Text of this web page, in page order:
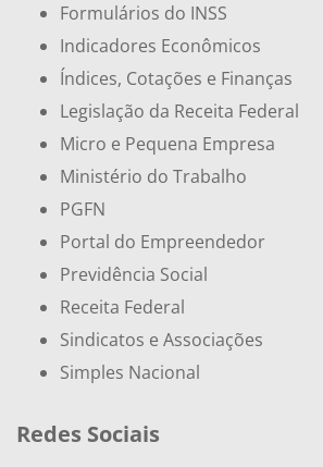
Formulários do INSS
Indicadores Econômicos
Índices, Cotações e Finanças
Legislação da Receita Federal
Micro e Pequena Empresa
Ministério do Trabalho
PGFN
Portal do Empreendedor
Previdência Social
Receita Federal
Sindicatos e Associações
Simples Nacional
Redes Sociais